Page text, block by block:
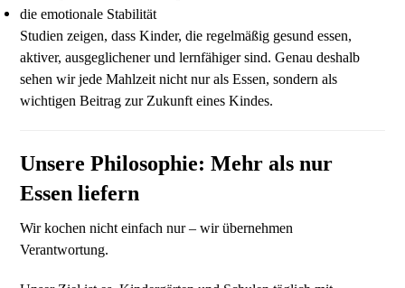
die emotionale Stabilität
Studien zeigen, dass Kinder, die regelmäßig gesund essen,
aktiver, ausgeglichener und lernfähiger sind. Genau deshalb
sehen wir jede Mahlzeit nicht nur als Essen, sondern als
wichtigen Beitrag zur Zukunft eines Kindes.
Unsere Philosophie: Mehr als nur
Essen liefern
Wir kochen nicht einfach nur – wir übernehmen
Verantwortung.